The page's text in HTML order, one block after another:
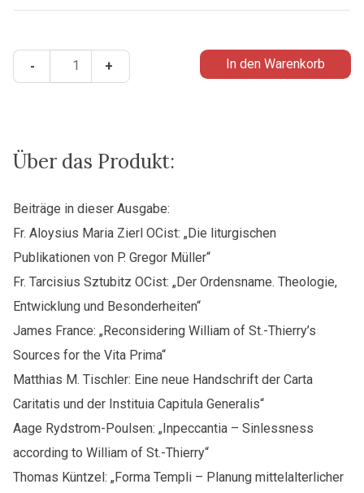
-
Analecta
+ In den Warenkorb
Über das Produkt:
Beiträge in dieser Ausgabe:
Fr. Aloysius Maria Zierl OCist: „Die liturgischen
Publikationen von P. Gregor Müller“
Fr. Tarcisius Sztubitz OCist: „Der Ordensname. Theologie,
Entwicklung und Besonderheiten“
James France: „Reconsidering William of St.-Thierry’s
Sources for the Vita Prima“
Matthias M. Tischler: Eine neue Handschrift der Carta
Caritatis und der Instituia Capitula Generalis“
Aage Rydstrom-Poulsen: „Inpeccantia – Sinlessness
according to William of St.-Thierry“
Thomas Küntzel: „Forma Templi – Planung mittelalterlicher